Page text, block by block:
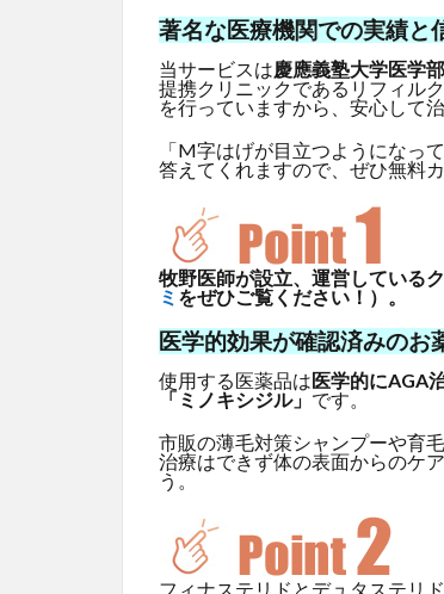
著名な医療機関での実績と
当サービスは慶應義塾大学医学部
提携クリニックであるリフィル
を行っていますから、安心して
「M字はげが目立つようになっ
答えてくれますので、ぜひ無料
牧野医師が設立、運営している
ミ をぜひご覧ください！）。
医学的効果が確認済みのお
使用する医薬品は医学的にAGA
「ミノキシジル」 です。
市販の薄毛対策シャンプーや育
治療はできず体の表面からのケ
う。
フィナステリドとデュタステリ